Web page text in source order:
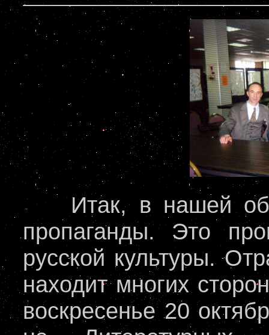
Итак, в нашей
пропаганды. Это
русской культуры.
находит многих
воскресенье 20